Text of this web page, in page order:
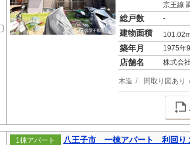
京王線
総戸数 -
建物面積
築年月 1975年
店舗名 株式会
木造 間取り図あり
1棟アパート
八王子市 一棟アパート 利回り